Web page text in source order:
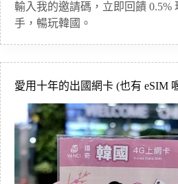
輸入我的邀請碼，立即回饋 0.5%
手，暢玩韓國。
愛用十年的出國網卡 (也有 eSIM